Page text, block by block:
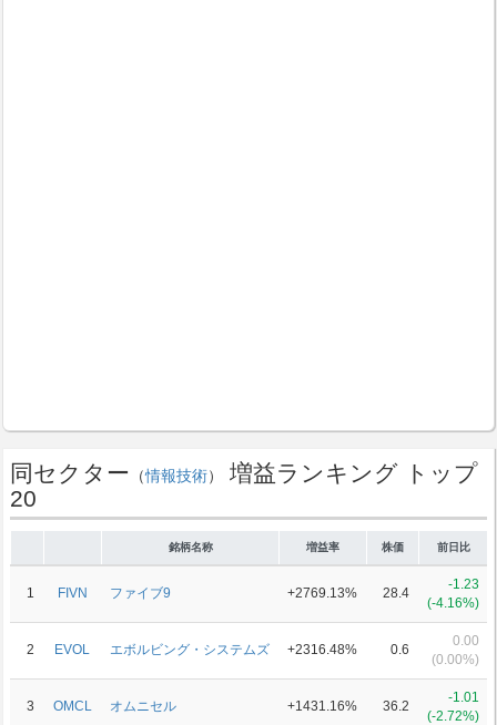
同セクター （情報技術）
増益ランキング トップ
20
銘柄名称 増益率 株価 前日比
1 FIVN ファイブ9 +2769.13% 28.4
-1.23
(-4.16%)
2 EVOL エボルビング・システムズ +2316.48% 0.6
0.00
(0.00%)
3 OMCL オムニセル +1431.16% 36.2
-1.01
(-2.72%)